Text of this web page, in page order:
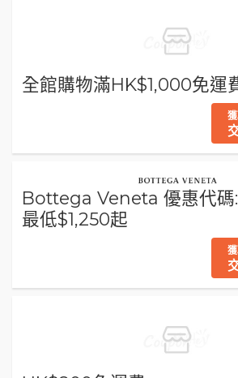
全館購物滿HK$1,000免運
Bottega Veneta 優惠代碼
最低$1,250起